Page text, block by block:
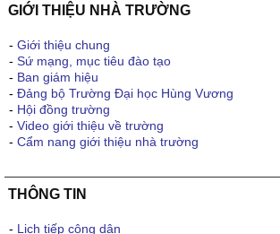
GIỚI THIỆU NHÀ TRƯỜNG
- Giới thiệu chung
- Sứ mạng, mục tiêu đào tạo
- Ban giám hiệu
- Đảng bộ Trường Đại học Hùng Vương
- Hội đồng trường
- Video giới thiệu về trường
- Cẩm nang giới thiệu nhà trường
THÔNG TIN
- Lịch tiếp công dân